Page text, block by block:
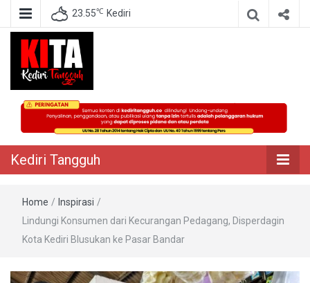
23.55℃ Kediri
Kediri Tangguh
Berita Akurat Terpercaya
Kediri Tangguh
Home / Inspirasi /
Lindungi Konsumen dari Kecurangan Pedagang, Disperdagin
Kota Kediri Blusukan ke Pasar Bandar